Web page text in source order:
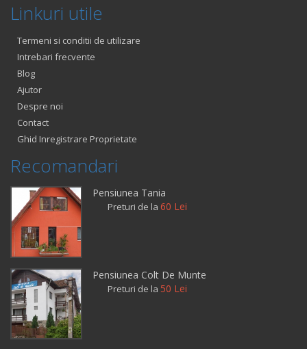
Linkuri utile
Termeni si conditii de utilizare
Intrebari frecvente
Blog
Ajutor
Despre noi
Contact
Ghid Inregistrare Proprietate
Recomandari
Pensiunea Tania
Preturi de la 60 Lei
Pensiunea Colt De Munte
Preturi de la 50 Lei